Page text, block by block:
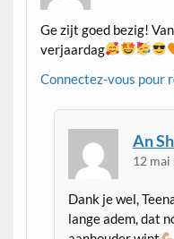
Ge zijt goed bezig!
verjaardag
Connectez-vous pour
An
12 mai
Dank je wel,
lange adem, dat